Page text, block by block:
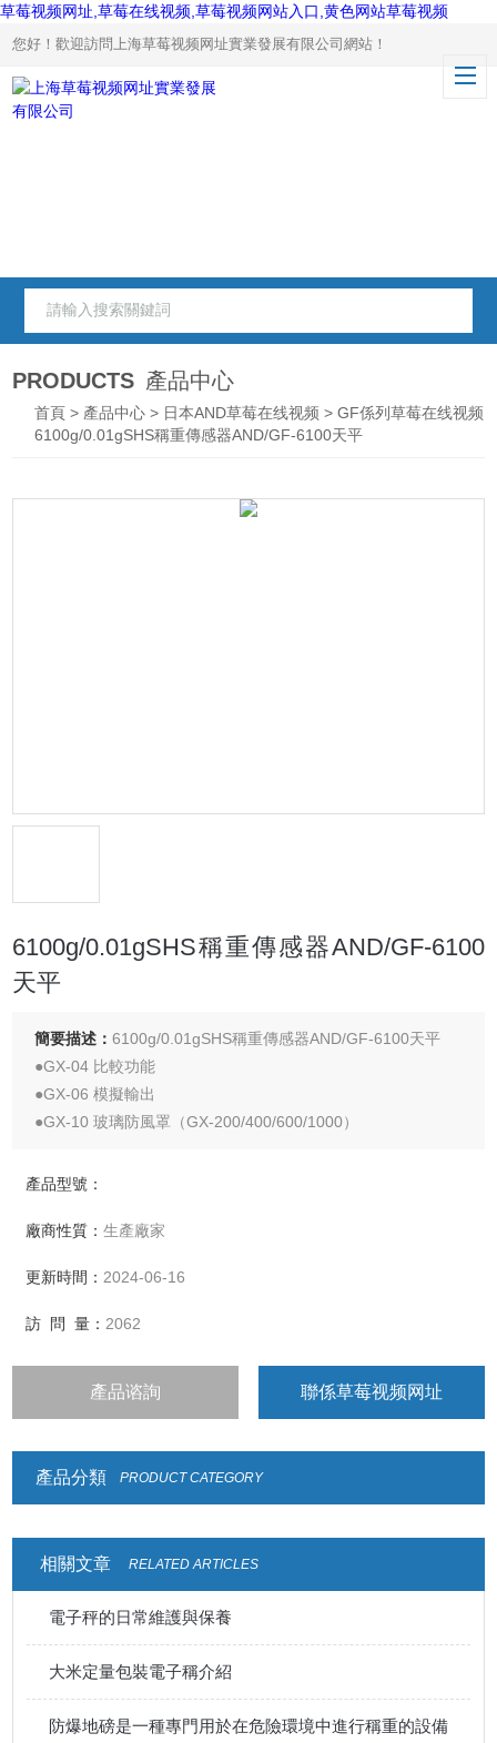
草莓视频网址,草莓在线视频,草莓视频网站入口,黄色网站草莓视频
您好！歡迎訪問上海草莓视频网址實業發展有限公司網站！
PRODUCTS 產品中心
首頁 > 產品中心 > 日本AND草莓在线视频 >GF係列草莓在线视频
6100g/0.01gSHS稱重傳感器AND/GF-6100天平
6100g/0.01gSHS稱重傳感器AND/GF-6100
天平
簡要描述：6100g/0.01gSHS稱重傳感器AND/GF-6100天平
●GX-04 比較功能
●GX-06 模擬輸出
●GX-10 玻璃防風罩（GX-200/400/600/1000）
●GX-12 動物稱重盤
產品型號：
廠商性質：生產廠家
更新時間： 2024-06-16
訪 問 量： 2062
產品谘詢 聯係草莓视频网址
產品分類 PRODUCT CATEGORY
相關文章 RELATED ARTICLES
電子秤的日常維護與保養
大米定量包裝電子稱介紹
防爆地磅是一種專門用於在危險環境中進行稱重的設備